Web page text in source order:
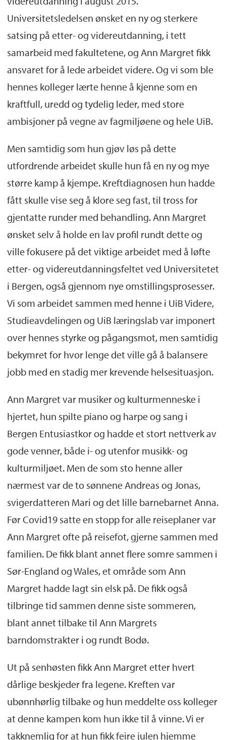
Universitetsledelsen ønsket en ny og sterkere
satsing på etter- og videreutdanning, i tett
samarbeid med fakultetene, og Ann Margret fikk
ansvaret for å lede arbeidet videre. Og vi som ble
hennes kolleger lærte henne å kjenne som en
kraftfull, uredd og tydelig leder, med store
ambisjoner på vegne av fagmiljøene og hele UiB.
Men samtidig som hun gjøv løs på dette
utfordrende arbeidet skulle hun få en ny og mye
større kamp å kjempe. Kreftdiagnosen hun hadde
fått skulle vise seg å klore seg fast, til tross for
gjentatte runder med behandling. Ann Margret
ønsket selv å holde en lav profil rundt dette og
ville fokusere på det viktige arbeidet med å løfte
etter- og videreutdanningsfeltet ved Universitetet
i Bergen, også gjennom nye omstillingsprosesser.
Vi som arbeidet sammen med henne i UiB Videre,
Studieavdelingen og UiB læringslab var imponert
over hennes styrke og pågangsmot, men samtidig
bekymret for hvor lenge det ville gå å balansere
jobb med en stadig mer krevende helsesituasjon.
Ann Margret var musiker og kulturmenneske i
hjertet, hun spilte piano og harpe og sang i
Bergen Entusiastkor og hadde et stort nettverk av
gode venner, både i- og utenfor musikk- og
kulturmiljøet. Men de som sto henne aller
nærmest var de to sønnene Andreas og Jonas,
svigerdatteren Mari og det lille barnebarnet Anna.
Før Covid19 satte en stopp for alle reiseplaner var
Ann Margret ofte på reisefot, gjerne sammen med
familien. De fikk blant annet flere somre sammen i
Sør-England og Wales, et område som Ann
Margret hadde lagt sin elsk på. De fikk også
tilbringe tid sammen denne siste sommeren,
blant annet tilbake til Ann Margrets
barndomstrakter i og rundt Bodø.
Ut på senhøsten fikk Ann Margret etter hvert
dårlige beskjeder fra legene. Kreften var
ubønnhørlig tilbake og hun meddelte oss kolleger
at denne kampen kom hun ikke til å vinne. Vi er
takknemlig for at hun fikk feire julen hjemme